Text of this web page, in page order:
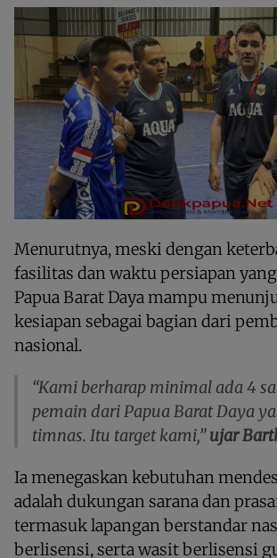
Menurutnya, meski dengan
fasilitas dan waktu persiapan
Papua Barat Daya mampu
kesiapan sebagai bagian dari
nasional.
“Kami berharap minimal ada 4
pemain dari Papua Barat Daya
timnas. Itu target kami,”ujar
Ia menegaskan kebutuhan
adalah dukungan sarana dan
termasuk lapangan berstandar
berlisensi, serta wasit berlisensi